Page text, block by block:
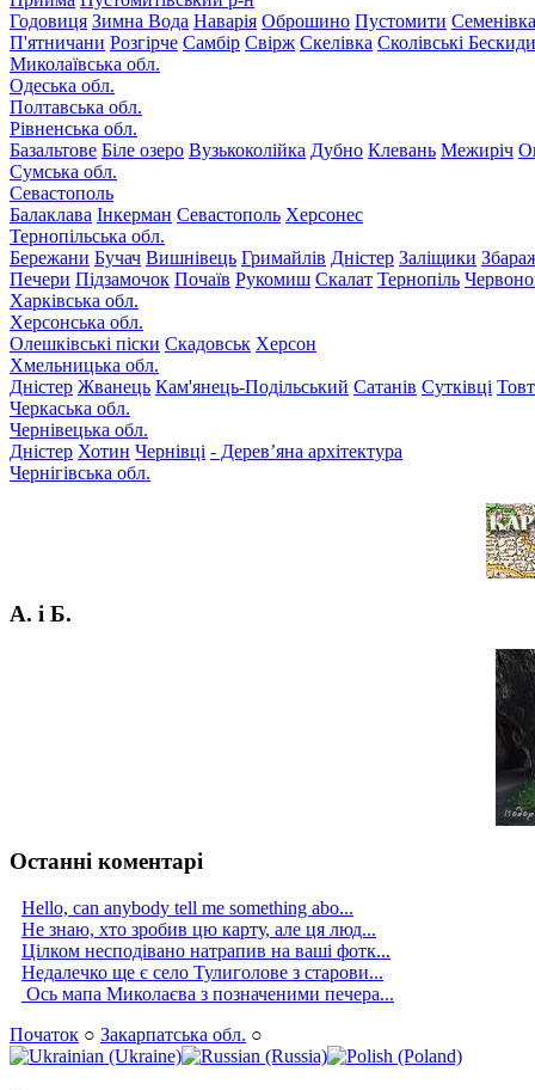
Годовиця Зимна Вода Наварія Оброшино Пустомити Семенівка
П'ятничани Розгірче Самбір Свірж Скелівка Сколівські Бескиди
Миколаївська обл.
Одеська обл.
Полтавська обл.
Рівненська обл.
Базальтове Біле озеро Вузькоколійка Дубно Клевань Межиріч
Сумська обл.
Севастополь
Балаклава Інкерман Севастополь Херсонес
Тернопільська обл.
Бережани Бучач Вишнівець Гримайлів Дністер Заліщики
Печери Підзамочок Почаїв Рукомиш Скалат Тернопіль
Харківська обл.
Херсонська обл.
Олешківські піски Скадовськ Херсон
Хмельницька обл.
Дністер Жванець Кам'янець-Подільський Сатанів Сутківці
Черкаська обл.
Чернівецька обл.
Дністер Хотин Чернівці - Дерев’яна архітектура
Чернігівська обл.
А. і Б.
Останні коментарі
Hello, can anybody tell me something abo...
Не знаю, хто зробив цю карту, але ця люд...
Цілком несподівано натрапив на ваші фотк...
Недалечко ще є село Тулиголове з старови...
Ось мапа Миколаєва з позначеними печера...
Початок ○ Закарпатська обл. ○